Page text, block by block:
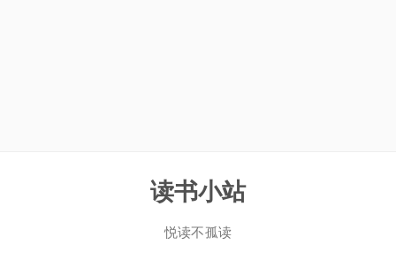
读书小站
悦读不孤读